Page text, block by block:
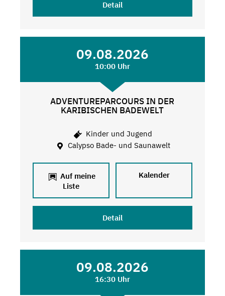
Detail
09.08.2026
10:00 Uhr
ADVENTUREPARCOURS IN DER
KARIBISCHEN BADEWELT
Kinder und Jugend
Calypso Bade- und Saunawelt
Auf meine
Liste
Kalender
Detail
09.08.2026
16:30 Uhr